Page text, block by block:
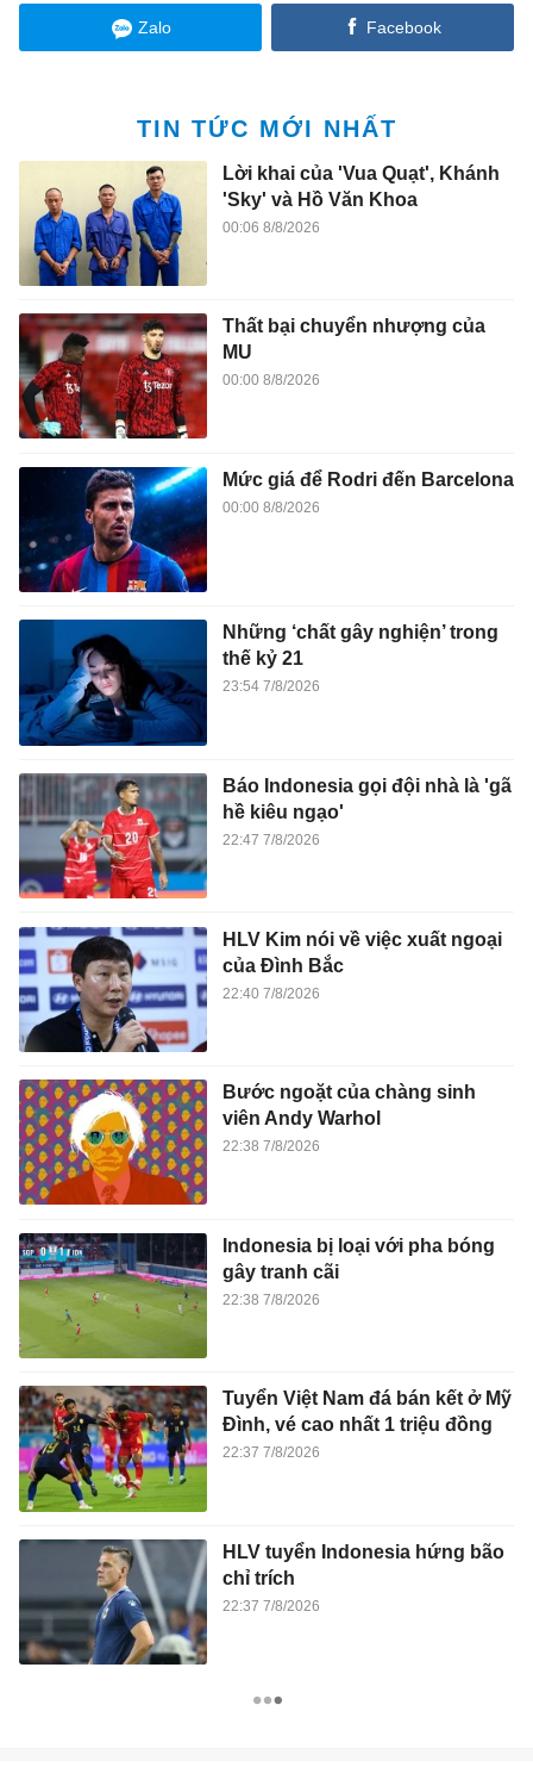
Zalo Facebook
TIN TỨC MỚI NHẤT
Lời khai của 'Vua Quạt', Khánh
'Sky' và Hồ Văn Khoa
00:06 8/8/2026
Thất bại chuyển nhượng của
MU
00:00 8/8/2026
Mức giá để Rodri đến Barcelona
00:00 8/8/2026
Những ‘chất gây nghiện’ trong
thế kỷ 21
23:54 7/8/2026
Báo Indonesia gọi đội nhà là 'gã
hề kiêu ngạo'
22:47 7/8/2026
HLV Kim nói về việc xuất ngoại
của Đình Bắc
22:40 7/8/2026
Bước ngoặt của chàng sinh
viên Andy Warhol
22:38 7/8/2026
Indonesia bị loại với pha bóng
gây tranh cãi
22:38 7/8/2026
Tuyển Việt Nam đá bán kết ở Mỹ
Đình, vé cao nhất 1 triệu đồng
22:37 7/8/2026
HLV tuyển Indonesia hứng bão
chỉ trích
22:37 7/8/2026